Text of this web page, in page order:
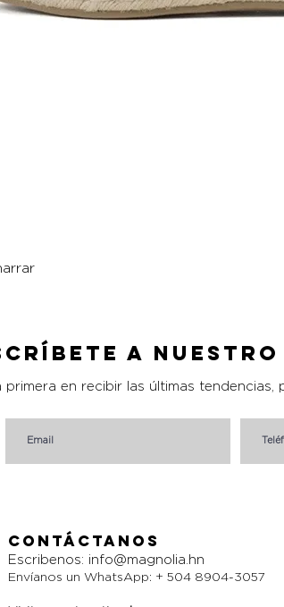
a
primera en recibir las últimas tendencias,
Contáctanos
Escribenos: info@magnolia.hn
Envíanos un WhatsApp: + 504 8904-3057